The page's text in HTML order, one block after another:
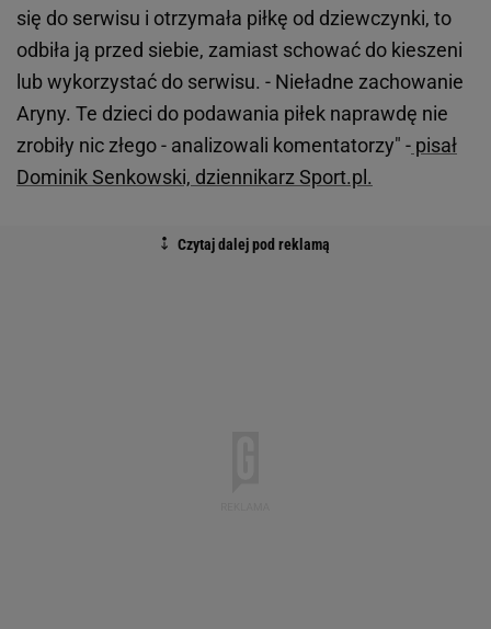
się do serwisu i otrzymała piłkę od dziewczynki, to
odbiła ją przed siebie, zamiast schować do kieszeni
lub wykorzystać do serwisu. - Nieładne zachowanie
Aryny. Te dzieci do podawania piłek naprawdę nie
zrobiły nic złego - analizowali komentatorzy" - pisał
Dominik Senkowski, dziennikarz Sport.pl.